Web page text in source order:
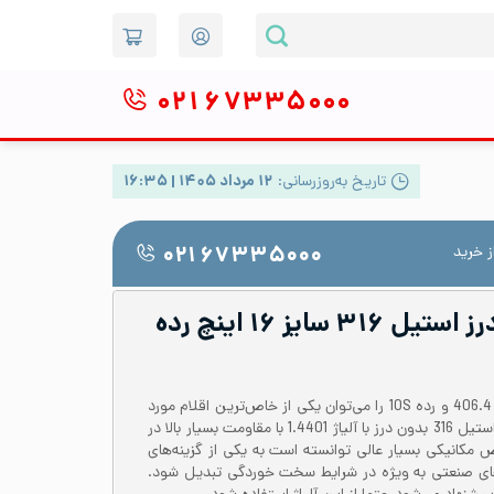
۰۲۱ ۶۷۳۳۵۰۰۰
تاریخ به‌روزرسانی: ۱۲ مرداد ۱۴۰۵ | ۱۶:۳۵
خرید ۰۲۱ ۶۷۳۳۵۰۰۰
لوله صنعتی بدون درز استیل ۳۱۶ سایز ۱۶ اینچ رده
لوله استیل 316 بدون درز با قطر 406.4 و رده 10S را می‌توان یکی از خاص‌ترین اقلام مورد
استفاده در صنعت دانست. لوله استیل 316 بدون درز با آلیاژ 1.4401 با مقاومت بسیار بالا در
بسیار عالی توانسته است به یکی از گزینه‌های
صنعتی به ویژه در شرایط سخت خوردگی تبدیل شود.